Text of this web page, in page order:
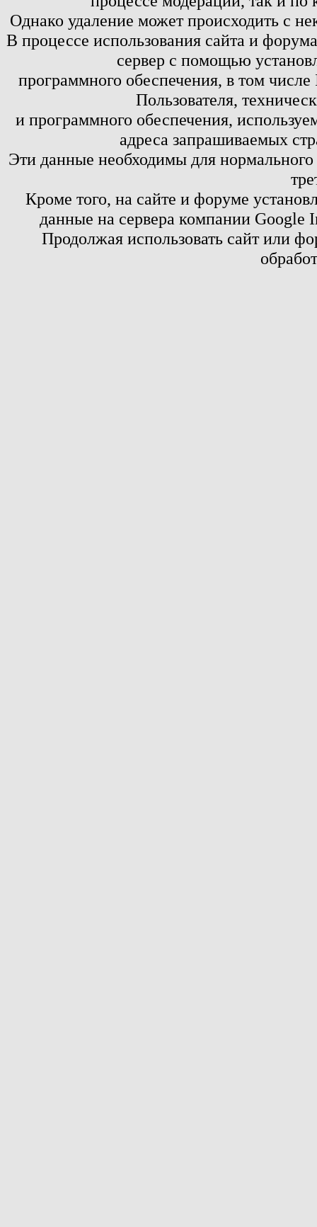
Однако удаление может происходить с
В процессе использования сайта и
сервер с помощью
программного обеспечения, в том
Пользователя,
и программного обеспечения,
адреса запрашиваемых
Эти данные необходимы для
Кроме того, на сайте и форуме
данные на сервера компании
Продолжая использовать сайт или